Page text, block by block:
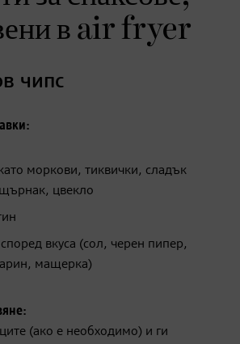
в air fryer
чипс
моркови, тиквички, сладък
цвекло
вкуса (сол, черен пипер,
мащерка)
(ако е необходимо) и ги